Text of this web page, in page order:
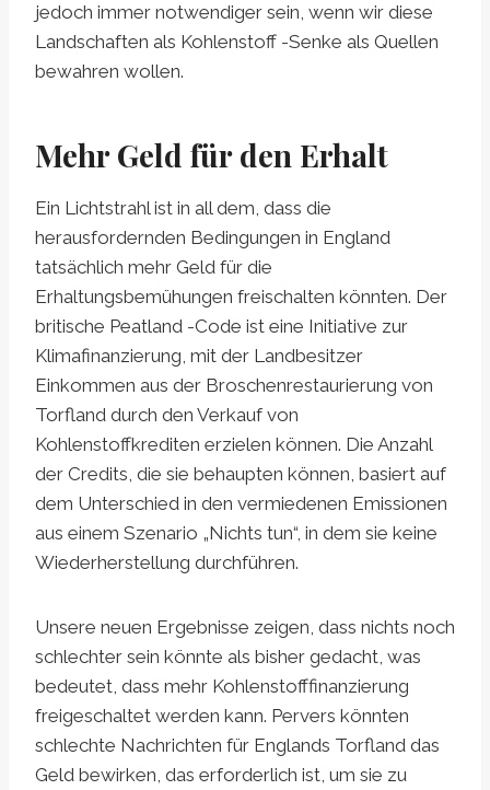
jedoch immer notwendiger sein, wenn wir diese
Landschaften als Kohlenstoff -Senke als Quellen
bewahren wollen.
Mehr Geld für den Erhalt
Ein Lichtstrahl ist in all dem, dass die
herausfordernden Bedingungen in England
tatsächlich mehr Geld für die
Erhaltungsbemühungen freischalten könnten. Der
britische Peatland -Code ist eine Initiative zur
Klimafinanzierung, mit der Landbesitzer
Einkommen aus der Broschenrestaurierung von
Torfland durch den Verkauf von
Kohlenstoffkrediten erzielen können. Die Anzahl
der Credits, die sie behaupten können, basiert auf
dem Unterschied in den vermiedenen Emissionen
aus einem Szenario „Nichts tun“, in dem sie keine
Wiederherstellung durchführen.
Unsere neuen Ergebnisse zeigen, dass nichts noch
schlechter sein könnte als bisher gedacht, was
bedeutet, dass mehr Kohlenstofffinanzierung
freigeschaltet werden kann. Pervers könnten
schlechte Nachrichten für Englands Torfland das
Geld bewirken, das erforderlich ist, um sie zu